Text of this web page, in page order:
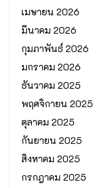
เมษายน 2026
มีนาคม 2026
กุมภาพันธ์ 2026
มกราคม 2026
ธันวาคม 2025
พฤศจิกายน 2025
ตุลาคม 2025
กันยายน 2025
สิงหาคม 2025
กรกฎาคม 2025